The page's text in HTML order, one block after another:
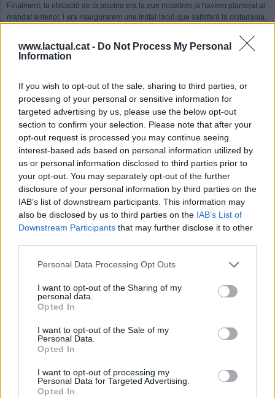
www.lactual.cat - Do Not Process My Personal
Information
If you wish to opt-out of the sale, sharing to third parties, or
processing of your personal or sensitive information for
targeted advertising by us, please use the below opt-out
section to confirm your selection. Please note that after your
opt-out request is processed you may continue seeing
interest-based ads based on personal information utilized by
us or personal information disclosed to third parties prior to
your opt-out. You may separately opt-out of the further
disclosure of your personal information by third parties on the
IAB’s list of downstream participants. This information may
also be disclosed by us to third parties on the IAB’s List of
Downstream Participants that may further disclose it to other
Personal Data Processing Opt Outs
I want to opt-out of the Sharing of my
personal data.
Opted In
I want to opt-out of the Sale of my
Personal Data.
Opted In
I want to opt-out of processing my
Personal Data for Targeted Advertising.
Opted In
Finalment, la ubicació de la piscina era la que nosaltres ja havíem plantejat al
mandat anterior, i ara inaugurarem una instal·lació que satisfarà la ciutadania.
al futur. Quan s’arregla un carrer s’ha de pensar en les infraestructures del
futur, i això no s’està fent. En definitiva, hem influït en una dotzena d’àmbits i
Quan queda un any per a les eleccions, quines han de ser les prioritats per
a Castellar?
La primera prioritat és posar Castellar al dia. Tenim mancances importants i
moltes queixes, especialment a les urbanitzacions, que ens arriben al ple.
Estan en una situació complicada i, com que paguen impostos, cal reinvertir
en les infraestructures que necessiten. Ara s’asfaltaran molts carrers, es veurà
una millora notable, s’arreglaran voreres i es pacificaran alguns espais. Però
tot això passarà durant l’últim any de mandat i s’hauria d’haver fet abans.
Nosaltres volem un Castellar modern, preparat per al futur, que sigui referent a
la comarca i a Catalunya, i que la gent vingui a gaudir del poble. Vam proposar
l’oficina de turisme, que s’ha quedat a mig fer. Cal projectar el que tenim
poden obtenir bons resultats.
Quin objectiu electoral us marqueu com a grup polític?
L’objectiu és augmentar regidors, però dependrà dels partits que es presentin.
*Podeu veure i escoltar l'entrevista íntegra al minut
acompanya la notícia
AfegeixL'Actualcom a font preferida de
Google de forma gratuïta